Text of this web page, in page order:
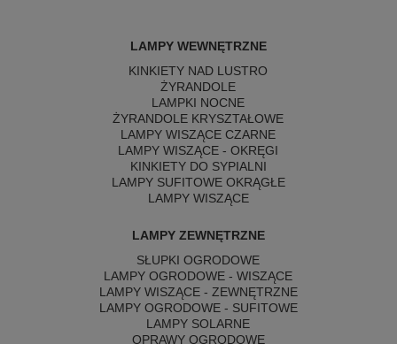
LAMPY WEWNĘTRZNE
KINKIETY NAD LUSTRO
ŻYRANDOLE
LAMPKI NOCNE
ŻYRANDOLE KRYSZTAŁOWE
LAMPY WISZĄCE CZARNE
LAMPY WISZĄCE - OKRĘGI
KINKIETY DO SYPIALNI
LAMPY SUFITOWE OKRĄGŁE
LAMPY WISZĄCE
LAMPY ZEWNĘTRZNE
SŁUPKI OGRODOWE
LAMPY OGRODOWE - WISZĄCE
LAMPY WISZĄCE - ZEWNĘTRZNE
LAMPY OGRODOWE - SUFITOWE
LAMPY SOLARNE
OPRAWY OGRODOWE